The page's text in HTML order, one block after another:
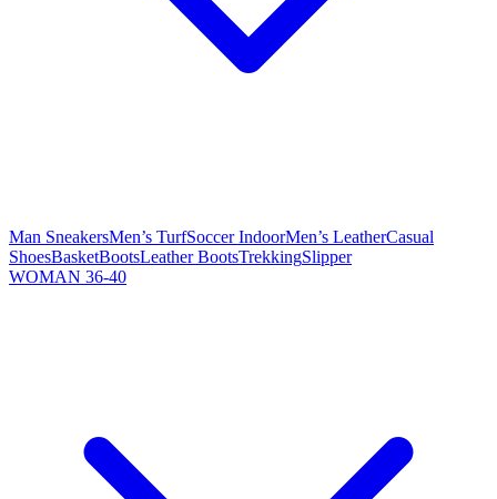
Man SneakersMen’s TurfSoccer IndoorMen’s LeatherCasual
ShoesBasketBootsLeather BootsTrekkingSlipper
WOMAN 36-40